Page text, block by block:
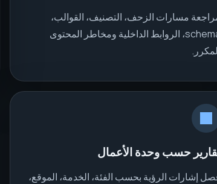
مسارات الزحف، التصنيف، القوالب،
schema، الروابط الداخلية ومخاطر المحتوى
حسب وحدة الأعمال
إشارات الرؤية بحسب الفئة، الخدمة، الموقع،